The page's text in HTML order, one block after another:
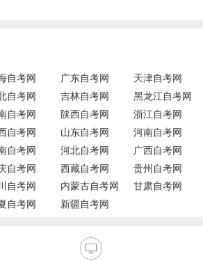
自考网 广东自考网
天津自考网
自考网 吉林自考网
黑龙江自考网
自考网 陕西自考网
浙江自考网
自考网 山东自考网
河南自考网
自考网 河北自考网
广西自考网
自考网 西藏自考网
贵州自考网
自考网 内蒙古自考网
甘肃自考网
自考网 新疆自考网